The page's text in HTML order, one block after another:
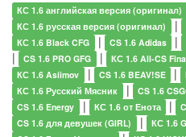
КС 1.6 английская версия (оригинал)
КС 1.6 русская версия (оригинал) |
КС 1.6 Black CFG | CS 1.6 Adidas |
| CS 1.6 PRO GFG | КС 1.6 All-CS
КС 1.6 Asiimov | CS 1.6 BEAV!SE |
КС 1.6 Русский Мясник | CS 1.6
CS 1.6 Energy | КС 1.6 от Енота |
CS 1.6 для девушек (GIRL) | КС 1.6